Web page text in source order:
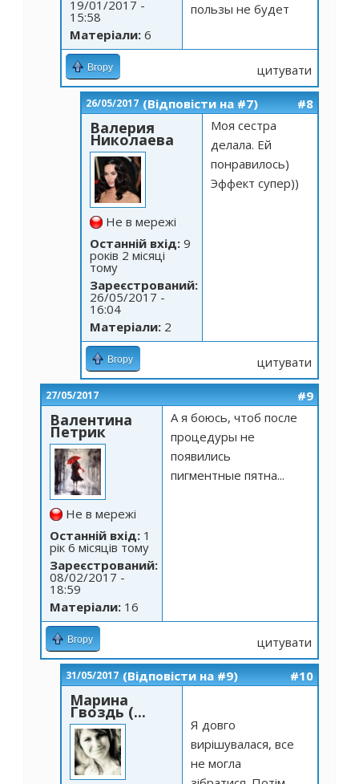
19/01/2017 -
15:58
Матеріали: 6
пользы не будет
Вгору цитувати
26/05/2017 (Відповісти на #7) #8
Валерия
Николаева
Не в мережі
Останній вхід: 9
років 2 місяці
тому
Зареєстрований:
26/05/2017 -
16:04
Матеріали: 2
Моя сестра
делала. Ей
понравилось)
Эффект супер))
Вгору цитувати
27/05/2017 #9
Валентина
Петрик
Не в мережі
Останній вхід: 1
рік 6 місяців тому
Зареєстрований:
08/02/2017 -
18:59
Матеріали: 16
А я боюсь, чтоб после
процедуры не
появились
пигментные пятна...
Вгору цитувати
31/05/2017 (Відповісти на #9) #10
Марина
Гвоздь (...
Я довго
вирішувалася, все
не могла